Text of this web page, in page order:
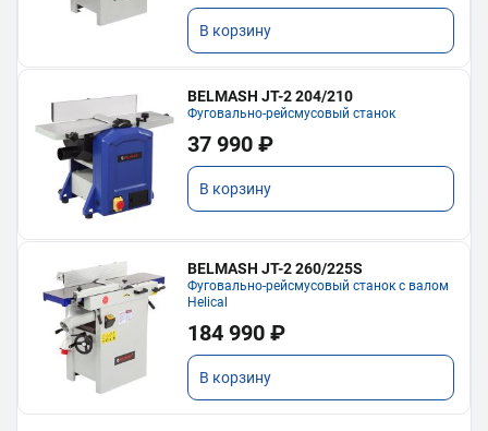
В корзину
BELMASH JT-2 204/210
Фуговально-рейсмусовый станок
37 990 ₽
В корзину
BELMASH JT-2 260/225S
Фуговально-рейсмусовый станок с валом
Helical
184 990 ₽
В корзину